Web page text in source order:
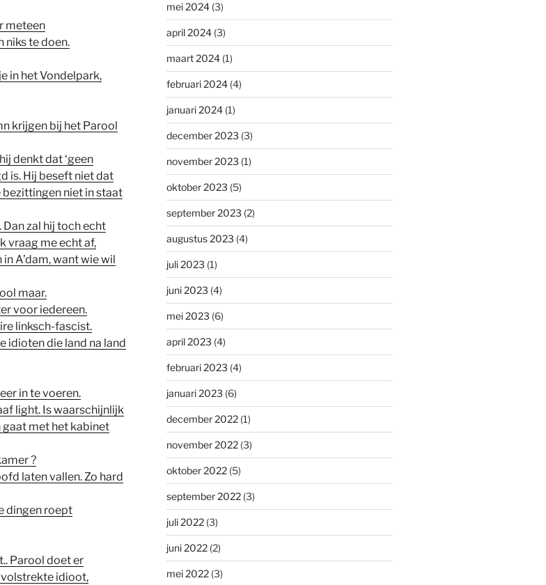
meteen
niks te doen.
in het Vondelpark,
krijgen bij het Parool
denkt dat ‘geen
is. Hij beseft niet dat
niet in staat
Dan zal hij toch echt
vraag me echt af,
A’dam, want wie wil
maar.
voor iedereen.
linksch-fascist.
idioten die land na land
in te voeren.
light. Is waarschijnlijk
gaat met het kabinet
?
laten vallen. Zo hard
dingen roept
Parool doet er
volstrekte idioot,
mei 2024(3)
april 2024(3)
maart 2024(1)
februari 2024(4)
januari 2024(1)
december 2023 (3)
november 2023 (1)
oktober 2023 (5)
september 2023 (2)
augustus 2023 (4)
juli 2023 (1)
juni 2023 (4)
mei 2023 (6)
april 2023 (4)
februari 2023 (4)
januari 2023 (6)
december 2022(1)
november 2022(3)
oktober 2022(5)
september 2022(3)
juli 2022(3)
juni 2022(2)
mei 2022(3)